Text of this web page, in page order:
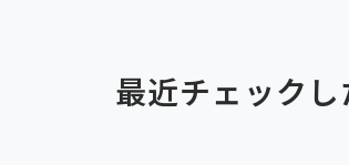
最近チェックし